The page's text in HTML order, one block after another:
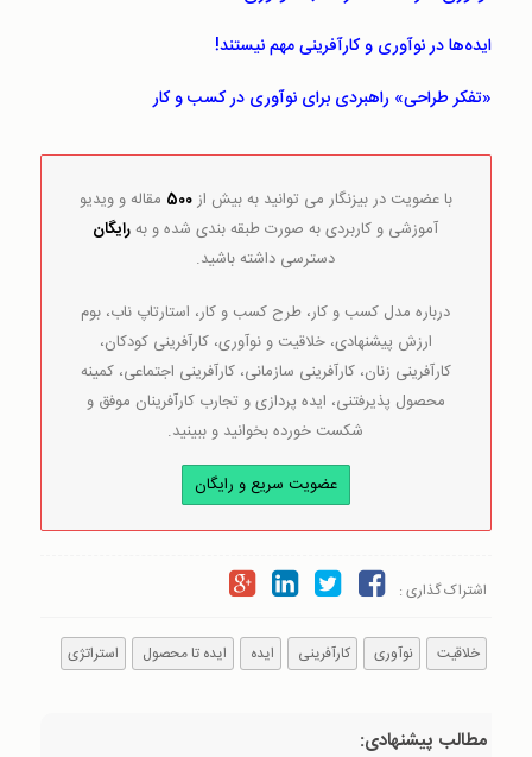
ایده‌ها در نوآوری و کارآفرینی مهم نیستند!
«تفکر طراحی» راهبردی برای نوآوری در کسب و کار
با عضویت در بیزنگار می توانید به بیش از500 مقاله و ویدیو
آموزشی و کاربردی به صورت طبقه بندی شده و بهرایگان
دسترسی داشته باشید.
درباره مدل کسب و کار، طرح کسب و کار، استارتاپ ناب، بوم
ارزش پیشنهادی، خلاقیت و نوآوری، کارآفرینی کودکان،
کارآفرینی زنان، کارآفرینی سازمانی، کارآفرینی اجتماعی، کمینه
محصول پذیرفتنی، ایده پردازی و تجارب کارآفرینان موفق و
شکست خورده بخوانید و ببینید.
عضویت سریع و رایگان
اشتراک گذاری :
خلاقیت نوآوری کارآفرینی ایده ایده تا محصول استراتژی
مطالب پیشنهادی: